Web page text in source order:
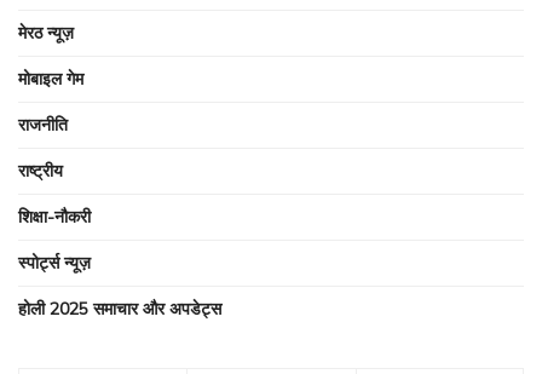
मेरठ न्यूज़
मोबाइल गेम
राजनीति
राष्ट्रीय
शिक्षा-नौकरी
स्पोर्ट्स न्यूज़
होली 2025 समाचार और अपडेट्स